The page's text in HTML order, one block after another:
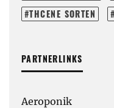
THCENE SORTEN
PARTNERLINKS
Aeroponik